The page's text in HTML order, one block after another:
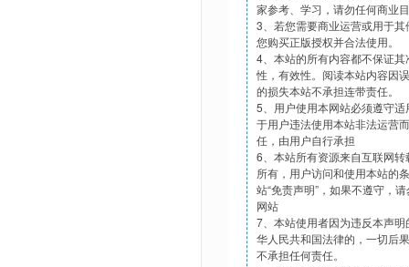
家参考、学习，请勿任何商业
3、若您需要商业运营或用于
您购买正版授权并合法使用。
4、本站的所有内容都不保证
性，有效性。阅读本站内容因
的损失本站不承担连带责任。
5、用户使用本网站必须遵守
于用户违法使用本站非法运营
任，由用户自行承担
6、本站所有资源来自互联网
所有，用户访问和使用本站的
站“免责声明”，如果不遵守，
网站
7、本站使用者因为违反本声
华人民共和国法律的，一切后
不承担任何责任。